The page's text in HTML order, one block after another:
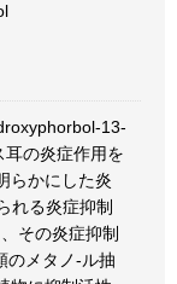
13-
の炎症作用を
らかにした炎
れる炎症抑制
その炎症抑制
のメタノ-ル抽